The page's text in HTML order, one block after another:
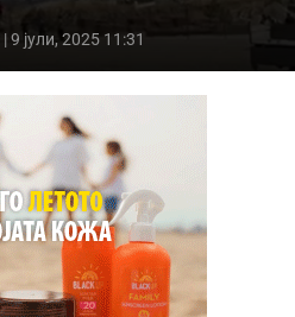
| 9 јули, 2025 11:31